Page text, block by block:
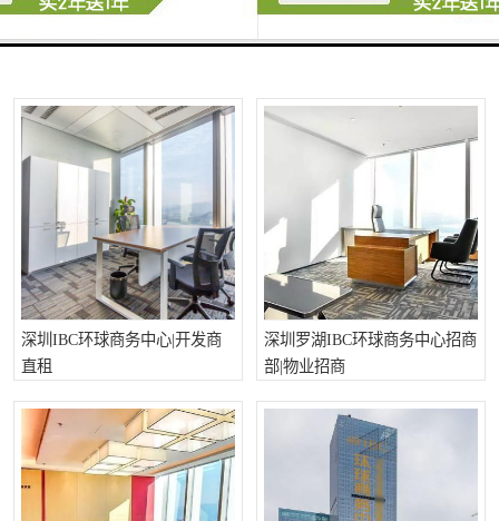
IBC环球商务中心写字楼招租|
深圳IBC环球商务中心写字楼租
深圳IBC环球商务中心|开发商
直租
深圳罗湖IBC环球商务中心招商
部|物业招商